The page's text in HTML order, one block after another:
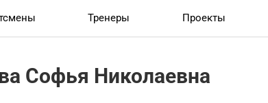
Тренеры Проекты
Софья Николаевна